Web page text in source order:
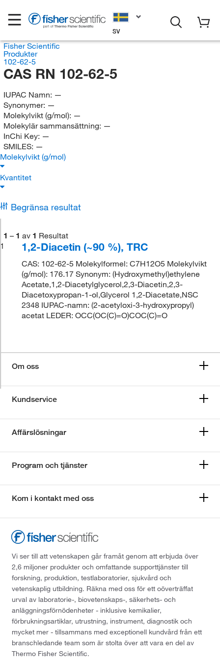
SV
Fisher Scientific
Produkter
102-62-5
CAS RN 102-62-5
IUPAC Namn: —
Synonymer: —
Molekylvikt (g/mol): —
Molekylär sammansättning: —
InChi Key: —
SMILES: —
Molekylvikt (g/mol)
Kvantitet
Begränsa resultat
1 – 1 av 1 Resultat
1
1,2-Diacetin (~90 %), TRC
CAS: 102-62-5 Molekylformel: C7H12O5 Molekylvikt
(g/mol): 176.17 Synonym: (Hydroxymethyl)ethylene
Acetate,1,2-Diacetylglycerol,2,3-Diacetin,2,3-
Diacetoxypropan-1-ol,Glycerol 1,2-Diacetate,NSC
2348 IUPAC-namn: (2-acetyloxi-3-hydroxypropyl)
acetat LEDER: OCC(OC(C)=O)COC(C)=O
Om oss
Kundservice
Affärslösningar
Program och tjänster
Kom i kontakt med oss
Vi ser till att vetenskapen går framåt genom att erbjuda över
2,6 miljoner produkter och omfattande supporttjänster till
forskning, produktion, testlaboratorier, sjukvård och
vetenskaplig utbildning. Räkna med oss för ett oöverträffat
urval av laboratorie-, biovetenskaps-, säkerhets- och
anläggningsförnödenheter - inklusive kemikalier,
förbrukningsartiklar, utrustning, instrument, diagnostik och
mycket mer - tillsammans med exceptionell kundvård från ett
branschledande team som är stolta över att vara en del av
Thermo Fisher Scientific.